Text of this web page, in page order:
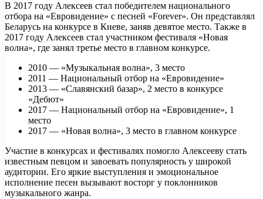
В 2017 году Алексеев стал победителем национального
отбора на «Евровидение» с песней «Forever». Он представлял
Беларусь на конкурсе в Киеве, заняв девятое место. Также в
2017 году Алексеев стал участником фестиваля «Новая
волна», где занял третье место в главном конкурсе.
2010 — «Музыкальная волна», 3 место
2011 — Национальный отбор на «Евровидение»
2013 — «Славянский базар», 2 место в конкурсе
«Дебют»
2017 — Национальный отбор на «Евровидение», 1
место
2017 — «Новая волна», 3 место в главном конкурсе
Участие в конкурсах и фестивалях помогло Алексееву стать
известным певцом и завоевать популярность у широкой
аудитории. Его яркие выступления и эмоциональное
исполнение песен вызывают восторг у поклонников
музыкального жанра.